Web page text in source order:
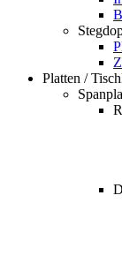
Platten /